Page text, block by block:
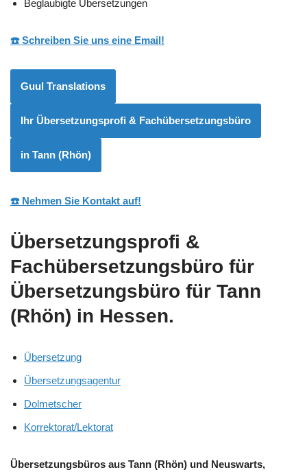
Beglaubigte Übersetzungen
☎️ Schreiben Sie uns eine Email!
Guul Translations
Ihr Übersetzungsprofi & Fachübersetzungsbüro
in Tann (Rhön)
☎️ Nehmen Sie Kontakt auf!
Übersetzungsprofi &
Fachübersetzungsbüro für
Übersetzungsbüro für Tann
(Rhön) in Hessen.
Übersetzung
Übersetzungsagentur
Dolmetscher
Korrektorat/Lektorat
Übersetzungsbüros aus Tann (Rhön) und Neuswarts,